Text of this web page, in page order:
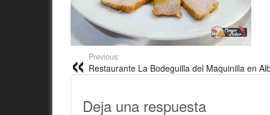
Previous:
Restaurante La Bodeguilla del Maquinilla en
Deja una respuesta